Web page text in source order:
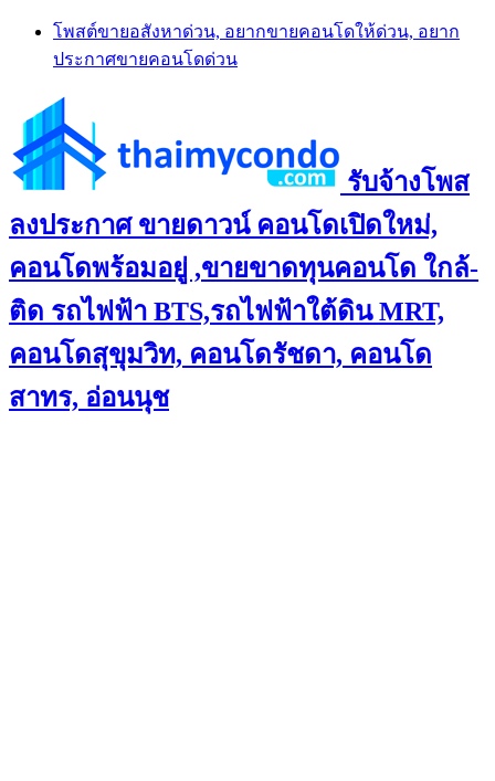
Skip
content
โพสต์ขายอสังหาด่วน, อยากขายคอนโดให้ด่วน, อยาก
ประกาศขายคอนโดด่วน
รับจ้างโพส
ลงประกาศ ขายดาวน์ คอนโดเปิดใหม่,
คอนโดพร้อมอยู่ ,ขายขาดทุนคอนโด ใกล้-
ติด รถไฟฟ้า BTS,รถไฟฟ้าใต้ดิน MRT,
คอนโดสุขุมวิท, คอนโดรัชดา, คอนโด
สาทร, อ่อนนุช